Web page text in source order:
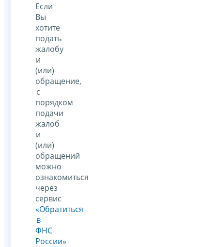
Если
Вы
хотите
подать
жалобу
и
(или)
обращение,
с
порядком
подачи
жалоб
и
(или)
обращений
можно
ознакомиться
через
сервис
«Обратиться
в
ФНС
России»